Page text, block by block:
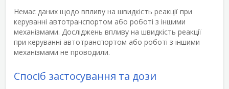
Немає даних щодо впливу на швидкість реакції при
керуванні автотранспортом або роботі з іншими
механізмами. Досліджень впливу на швидкість реакції
при керуванні автотранспортом або роботі з іншими
механізмами не проводили.
Спосіб застосування та дози